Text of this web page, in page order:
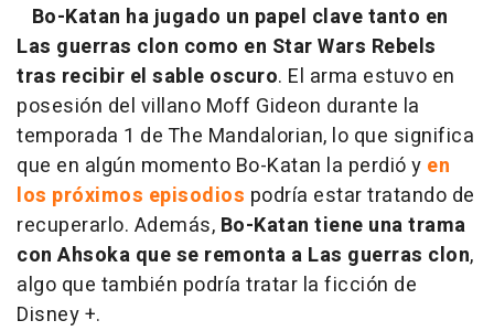
Bo-Katan ha jugado un papel clave tanto en
Las guerras clon como en Star Wars Rebels
tras recibir el sable oscuro. El arma estuvo en
posesión del villano Moff Gideon durante la
temporada 1 de The Mandalorian, lo que significa
que en algún momento Bo-Katan la perdió y en
los próximos episodios podría estar tratando de
recuperarlo. Además, Bo-Katan tiene una trama
con Ahsoka que se remonta a Las guerras clon,
algo que también podría tratar la ficción de
Disney +.